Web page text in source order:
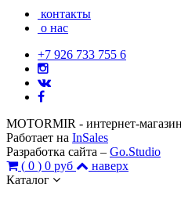
контакты
о нас
+7 926 733 755 6
MOTORMIR - интернет-
Работает на InSales
Разработка сайта – Go.Studio
( 0 ) 0 руб
наверх
Каталог